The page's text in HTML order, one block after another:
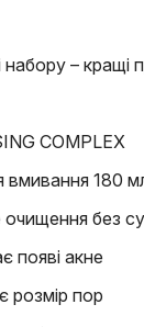
набору – кращі
COMPLEX
вмивання 180
очищення без
появі акне
розмір пор